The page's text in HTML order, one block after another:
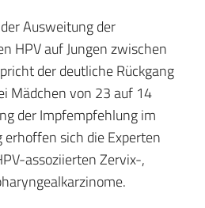
Ausweitung der
HPV auf Jungen zwischen
der deutliche Rückgang
Mädchen von 23 auf 14
der Impfempfehlung im
sich die Experten
assoziierten Zervix-,